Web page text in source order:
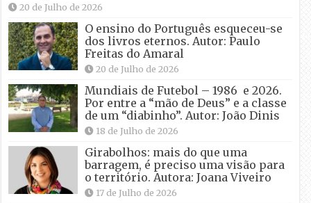
20 de Julho de 2026
O ensino do Português esqueceu-se
dos livros eternos. Autor: Paulo
Freitas do Amaral
20 de Julho de 2026
Mundiais de Futebol – 1986 e 2026.
Por entre a “mão de Deus” e a classe
de um “diabinho”. Autor: João Dinis
18 de Julho de 2026
Girabolhos: mais do que uma
barragem, é preciso uma visão para
o território. Autora: Joana Viveiro
17 de Julho de 2026